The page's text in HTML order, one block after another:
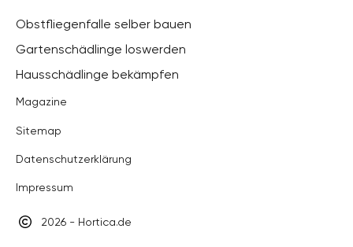
Obstfliegenfalle selber bauen
Gartenschädlinge loswerden
Hausschädlinge bekämpfen
Magazine
Sitemap
Datenschutzerklärung
Impressum
2026 - Hortica.de